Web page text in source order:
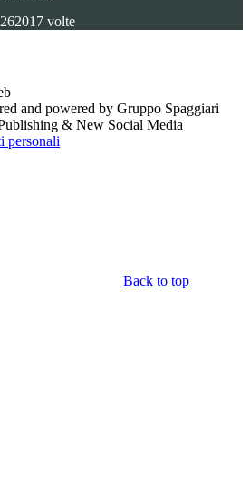
262017 volte
and powered by Gruppo Spaggiari
& New Social Media
personali
Back to top